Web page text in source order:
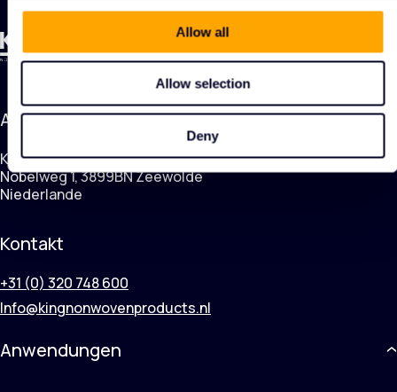
Allow all
Allow selection
Deny
Adresse
KING Nonwoven Products
Nobelweg 1, 3899BN Zeewolde
Niederlande
Kontakt
+31 (0) 320 748 600
Info@kingnonwovenproducts.nl
Anwendungen